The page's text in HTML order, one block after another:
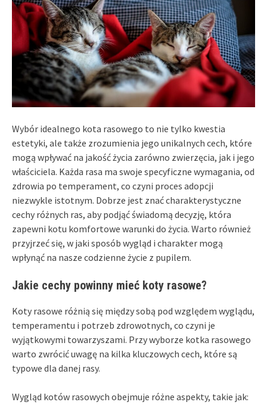
Wybór idealnego kota rasowego to nie tylko kwestia
estetyki, ale także zrozumienia jego unikalnych cech, które
mogą wpływać na jakość życia zarówno zwierzęcia, jak i jego
właściciela. Każda rasa ma swoje specyficzne wymagania, od
zdrowia po temperament, co czyni proces adopcji
niezwykle istotnym. Dobrze jest znać charakterystyczne
cechy różnych ras, aby podjąć świadomą decyzję, która
zapewni kotu komfortowe warunki do życia. Warto również
przyjrzeć się, w jaki sposób wygląd i charakter mogą
wpłynąć na nasze codzienne życie z pupilem.
Jakie cechy powinny mieć koty rasowe?
Koty rasowe różnią się między sobą pod względem wyglądu,
temperamentu i potrzeb zdrowotnych, co czyni je
wyjątkowymi towarzyszami. Przy wyborze kotka rasowego
warto zwrócić uwagę na kilka kluczowych cech, które są
typowe dla danej rasy.
Wygląd kotów rasowych obejmuje różne aspekty, takie jak: